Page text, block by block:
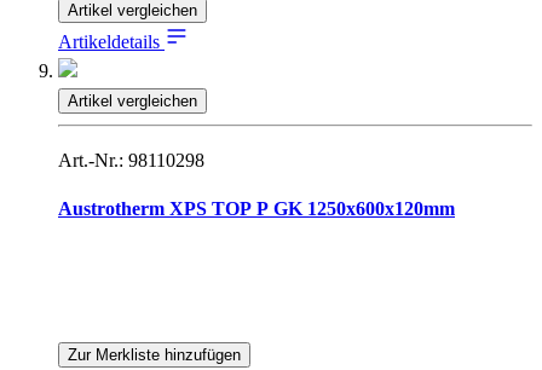
Artikel vergleichen
Artikeldetails
Artikel vergleichen
Art.-Nr.: 98110298
Austrotherm XPS TOP P GK 1250x600x120mm
Zur Merkliste hinzufügen